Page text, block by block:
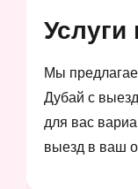
Мы
Дубай с
для вас
выезд в ваш